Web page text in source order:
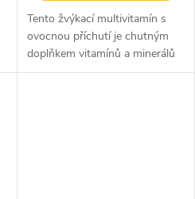
Tento žvýkací multivitamín s
ovocnou příchutí je chutným
doplňkem vitamínů a minerálů
pro dospělé muže a ženy.